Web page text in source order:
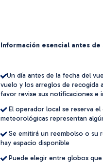
Información esencial antes de
Un día antes de la fecha del
vuelo y los arreglos de
favor revise sus notificaciones e
El operador local se reserva
meteorológicas representan
Se emitirá un reembolso o su
hay espacio disponible
Puede elegir entre globos